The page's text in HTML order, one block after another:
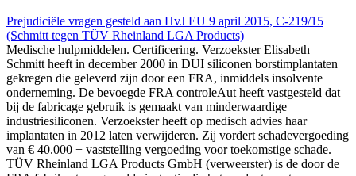
Prejudiciële vragen gesteld aan HvJ EU 9 april 2015, C-219/15
(Schmitt tegen TÜV Rheinland LGA Products)
Medische hulpmiddelen. Certificering. Verzoekster Elisabeth
Schmitt heeft in december 2000 in DUI siliconen borstimplantaten
gekregen die geleverd zijn door een FRA, inmiddels insolvente
onderneming. De bevoegde FRA controleAut heeft vastgesteld dat
bij de fabricage gebruik is gemaakt van minderwaardige
industriesiliconen. Verzoekster heeft op medisch advies haar
implantaten in 2012 laten verwijderen. Zij vordert schadevergoeding
van € 40.000 + vaststelling vergoeding voor toekomstige schade.
TÜV Rheinland LGA Products GmbH (verweerster) is de door de